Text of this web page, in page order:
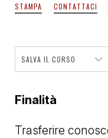
STAMPA CONTATTACI
SALVA IL CORSO
Finalità
Trasferire